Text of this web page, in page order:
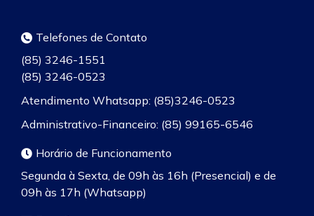
Telefones de Contato
(85) 3246-1551
(85) 3246-0523
Atendimento Whatsapp: (85)3246-0523
Administrativo-Financeiro: (85) 99165-6546
Horário de Funcionamento
Segunda à Sexta, de 09h às 16h (Presencial) e de
09h às 17h (Whatsapp)